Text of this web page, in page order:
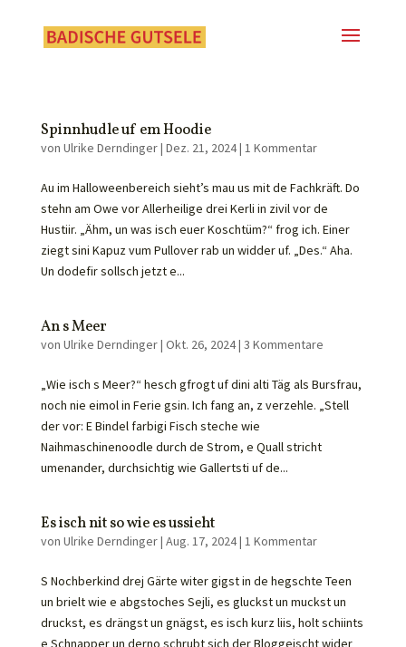
Spinnhudle uf em Hoodie
von Ulrike Derndinger| Dez. 21, 2024| 1 Kommentar
Au im Halloweenbereich sieht’s mau us mit de Fachkräft. Do
stehn am Owe vor Allerheilige drei Kerli in zivil vor de
Hustiir. „Ähm, un was isch euer Koschtüm?“ frog ich. Einer
ziegt sini Kapuz vum Pullover rab un widder uf. „Des.“ Aha.
Un dodefir sollsch jetzt e...
An s Meer
von Ulrike Derndinger| Okt. 26, 2024| 3 Kommentare
„Wie isch s Meer?“ hesch gfrogt uf dini alti Täg als Bursfrau,
noch nie eimol in Ferie gsin. Ich fang an, z verzehle. „Stell
der vor: E Bindel farbigi Fisch steche wie
Naihmaschinenoodle durch de Strom, e Quall stricht
umenander, durchsichtig wie Gallertsti uf de...
Es isch nit so wie es ussieht
von Ulrike Derndinger| Aug. 17, 2024| 1 Kommentar
S Nochberkind drej Gärte witer gigst in de hegschte Teen
un brielt wie e abgstoches Sejli, es gluckst un muckst un
druckst, es drängst un gnägst, es isch kurz liis, holt schiints
e Schnapper un derno schrubt sich der Bloggeischt wider